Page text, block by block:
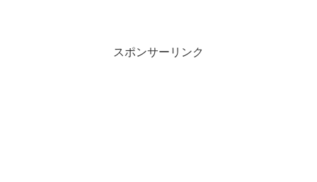
スポンサーリンク